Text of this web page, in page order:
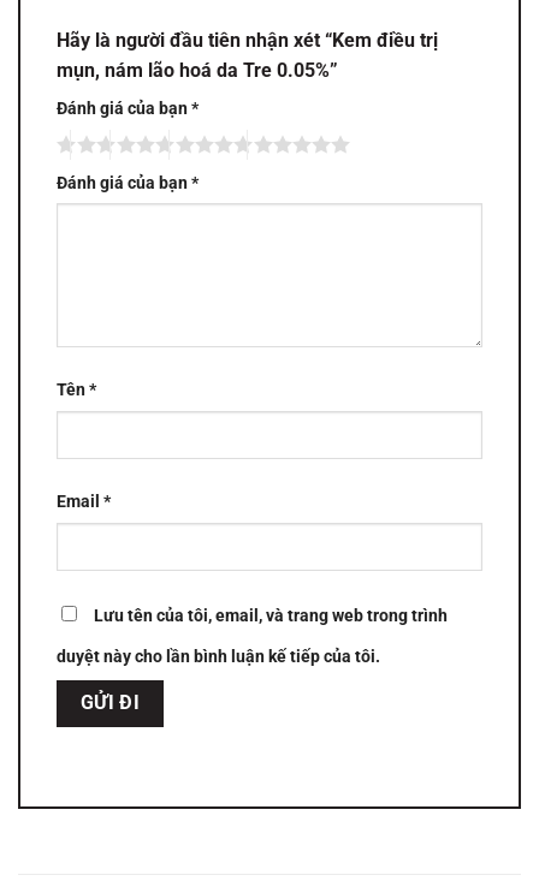
Hãy là người đầu tiên nhận xét “Kem điều trị
mụn, nám lão hoá da Tre 0.05%”
Đánh giá của bạn*
Đánh giá của bạn*
Tên*
Email *
Lưu tên của tôi, email, và trang web trong trình
duyệt này cho lần bình luận kế tiếp của tôi.